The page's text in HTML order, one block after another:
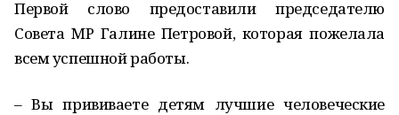
Первой слово предоставили председателю
Совета МР Галине Петровой, которая пожелала
всем успешной работы.
– Вы прививаете детям лучшие человеческие